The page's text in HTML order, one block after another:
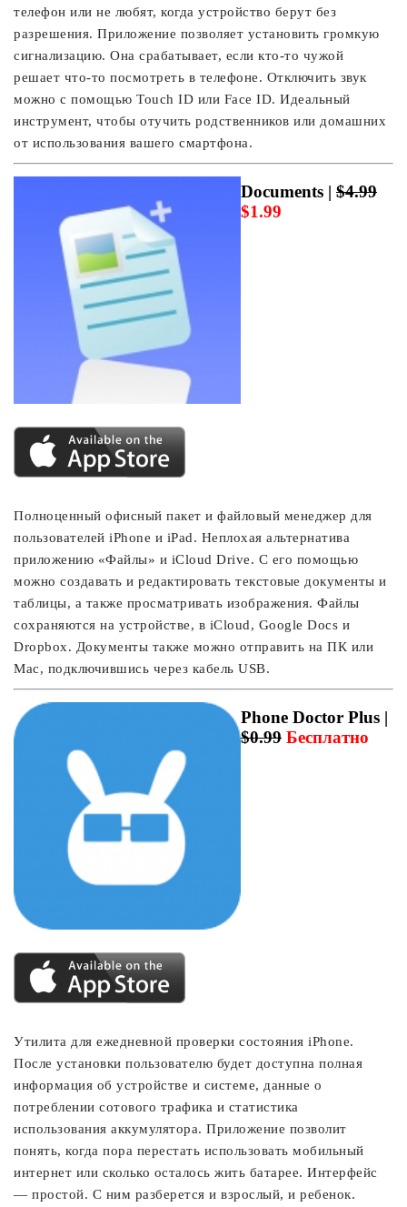
телефон или не любят, когда устройство берут без
разрешения. Приложение позволяет установить громкую
сигнализацию. Она срабатывает, если кто-то чужой
решает что-то посмотреть в телефоне. Отключить звук
можно с помощью Touch ID или Face ID. Идеальный
инструмент, чтобы отучить родственников или домашних
от использования вашего смартфона.
Documents | $4.99
$1.99
Полноценный офисный пакет и файловый менеджер для
пользователей iPhone и iPad. Неплохая альтернатива
приложению «Файлы» и iCloud Drive. С его помощью
можно создавать и редактировать текстовые документы и
таблицы, а также просматривать изображения. Файлы
сохраняются на устройстве, в iCloud, Google Docs и
Dropbox. Документы также можно отправить на ПК или
Mac, подключившись через кабель USB.
Phone Doctor Plus |
$0.99 Бесплатно
Утилита для ежедневной проверки состояния iPhone.
После установки пользователю будет доступна полная
информация об устройстве и системе, данные о
потреблении сотового трафика и статистика
использования аккумулятора. Приложение позволит
понять, когда пора перестать использовать мобильный
интернет или сколько осталось жить батарее. Интерфейс
— простой. С ним разберется и взрослый, и ребенок.